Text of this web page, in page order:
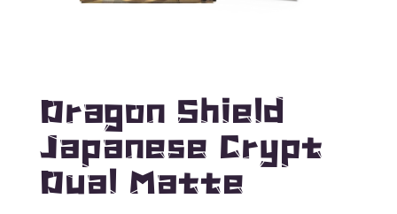
Dragon Shield
Japanese Crypt
Dual Matte